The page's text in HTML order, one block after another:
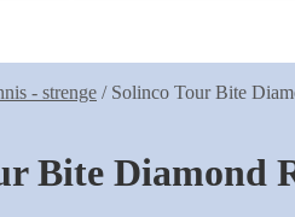
- strenge / Solinco Tour Bite
Bite Diamond